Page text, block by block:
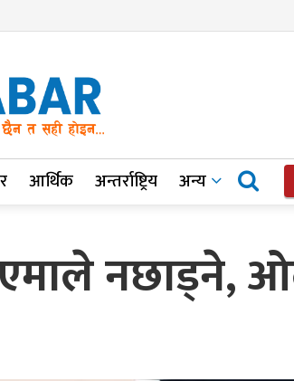
आर्थिक अन्तर्राष्ट्रिय अन्य
नछाड्ने,